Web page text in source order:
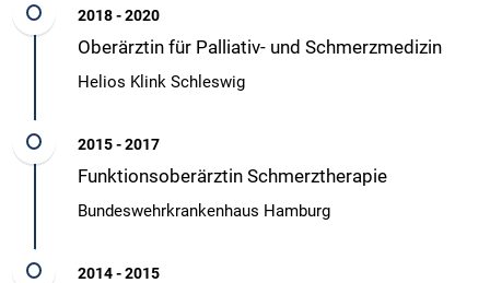
2018 - 2020
Oberärztin für Palliativ- und Schmerzmedizin
Helios Klink Schleswig
2015 - 2017
Funktionsoberärztin Schmerztherapie
Bundeswehrkrankenhaus Hamburg
2014 - 2015